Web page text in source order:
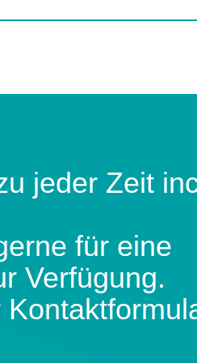
jeder Zeit
für eine
Verfügung.